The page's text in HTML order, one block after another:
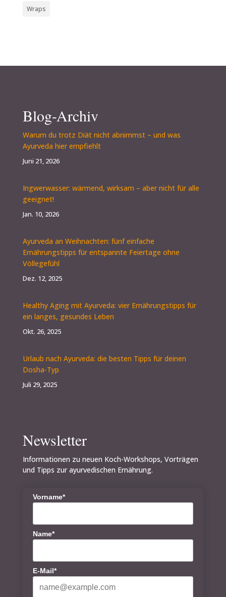
Wraps
Blog-Archiv
Warum du trotz Diät nicht abnimmst – und was
Ayurveda hier empfiehlt
Juni 21, 2026
Ingwerwasser: wärmend, wirksam – aber nicht für alle
geeignet!
Jan. 10, 2026
Ayurveda an Weihnachten: fünf einfache
Ernährungstipps für entspannte Feiertage ohne
Völlegefühl
Dez. 12, 2025
Healthy Aging mit Ayurveda: vier Ernährungstipps für
ein langes, gesundes Leben
Okt. 26, 2025
Urlaub nach Ayurveda: die besten Tipps für deinen
Dosha-Typ
Juli 29, 2025
Newsletter
Informationen zu neuen Koch-Workshops, Vorträgen
und Tipps zur ayurvedischen Ernährung.
Vorname*
Name*
E-Mail*